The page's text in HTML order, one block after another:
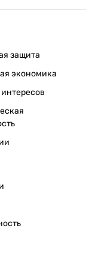
защита
экономика